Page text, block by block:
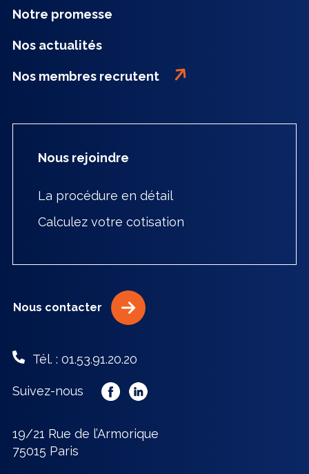
Notre promesse
Nos actualités
Nos membres recrutent
Nous rejoindre
La procédure en détail
Calculez votre cotisation
Nous contacter
Tél. : 01.53.91.20.20
Suivez-nous
19/21 Rue de l’Armorique
75015 Paris